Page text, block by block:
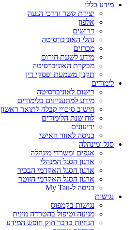
מידע כללי
יצירת קשר ודרכי הגעה
אלפון
דרושים
נהלי האוניברסיטה
מכרזים
מידע לשעת חירום
מבקרת האוניברסיטה
תקנון משמעת ופסקי דין
לימודים
רישום לאוניברסיטה
מידע למתעניינים בלימודים
חישוב סיכויי קבלה לתואר ראשון
לוח שנת הלימודים
ידיעונים
כניסה לאזור האישי
סגל ומינהלה
אגפים ומשרדי מינהלה
ארגון הסגל המנהלי
ארגון הסגל האקדמי הבכיר
ארגון הסגל האקדמי הזוטר
כניסה ל-My Tau
נגישות
נגישות בקמפוס
מניעה וטיפול בהטרדה מינית
הנחיות בדבר חוק חופש המידע